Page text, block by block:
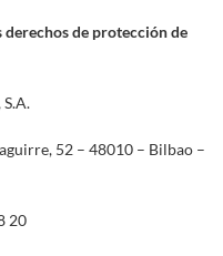
de protección de
52 – 48010 – Bilbao –
20